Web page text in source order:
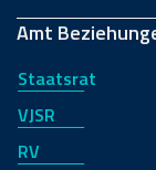
Amt
Staatsrat
VJSR
RV